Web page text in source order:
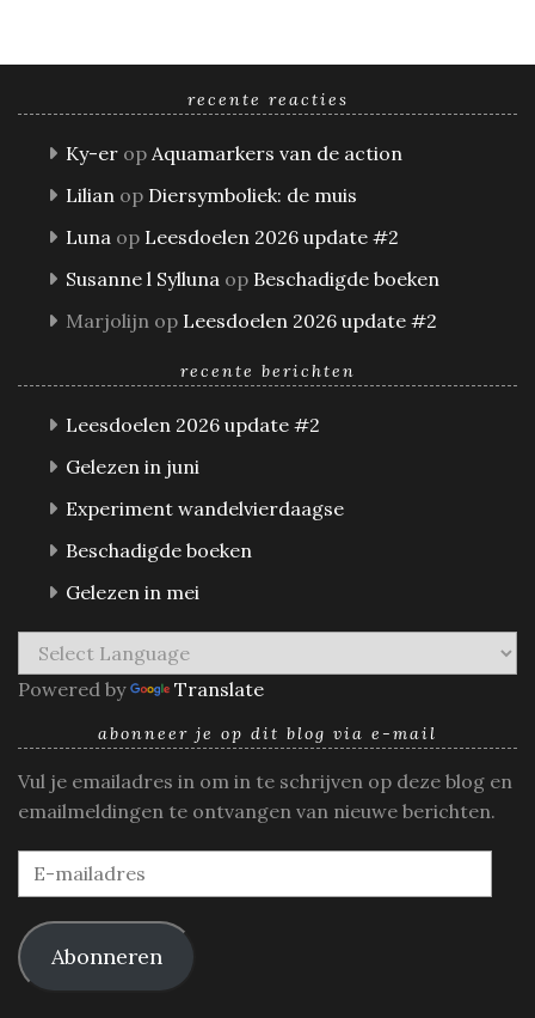
recente reacties
Ky-er op Aquamarkers van de action
Lilian op Diersymboliek: de muis
Luna op Leesdoelen 2026 update #2
Susanne l Sylluna op Beschadigde boeken
Marjolijn op Leesdoelen 2026 update #2
recente berichten
Leesdoelen 2026 update #2
Gelezen in juni
Experiment wandelvierdaagse
Beschadigde boeken
Gelezen in mei
Powered by Translate
abonneer je op dit blog via e-mail
Vul je emailadres in om in te schrijven op deze blog en
emailmeldingen te ontvangen van nieuwe berichten.
E-
mailadres
Abonneren